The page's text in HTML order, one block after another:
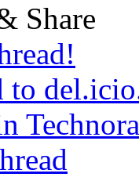
Share
to